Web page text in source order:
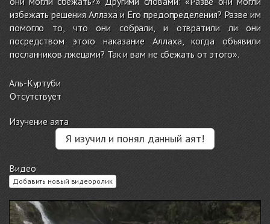
избежать решения Аллаха и Его предопределения? Разве им
помогло то, что они собрали, и отвратили ли они
посредством этого наказание Аллаха, когда объявили
посланников лжецами? Так и вам не сбежать от этого».
Аль-Куртуби
Отсутствует
Изучение аята
Я изучил и понял данный аят!
Видео
Добавить новый видеоролик